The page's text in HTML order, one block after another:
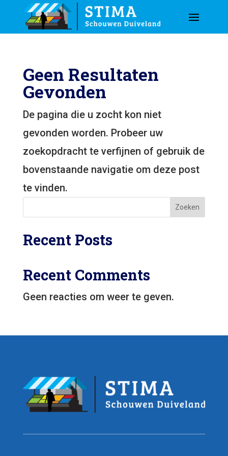
Geen Resultaten
Gevonden
De pagina die u zocht kon niet
gevonden worden. Probeer uw
zoekopdracht te verfijnen of gebruik de
bovenstaande navigatie om deze post
te vinden.
Zoeken
Recent Posts
Recent Comments
Geen reacties om weer te geven.